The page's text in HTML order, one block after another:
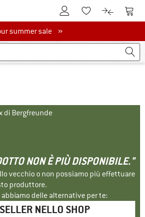
Al conto clienteAlla lista
Al Al
summer sale
summer sale »
di Bergfreunde
NON È PIÙ DISPONIBILE."
vecchio o non possiamo più effettuare
produttore.
delle alternative per te:
NELLO SHOP